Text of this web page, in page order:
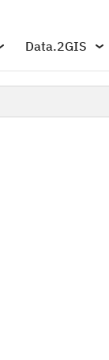
Data.2GIS